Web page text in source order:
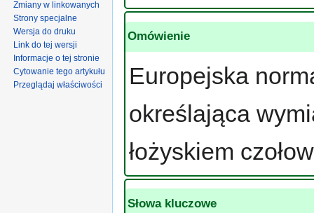
Omówienie
Europejska
określająca
łożyskiem
Słowa kluczowe
Zmiany w linkowanych
Strony specjalne
Wersja do druku
Link do tej wersji
Informacje o tej stronie
Cytowanie tego artykułu
Przeglądaj właściwości